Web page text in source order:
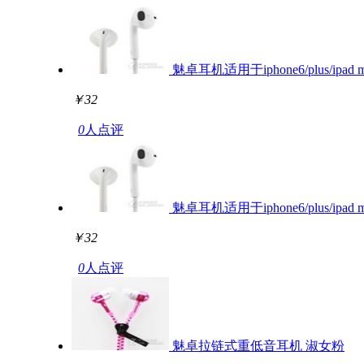
魅卓耳机适用于iphone6/plus/ipad
￥32
0人点评
魅卓耳机适用于iphone6/plus/ipad
￥32
0人点评
魅卓拉链式重低音耳机 淑女粉